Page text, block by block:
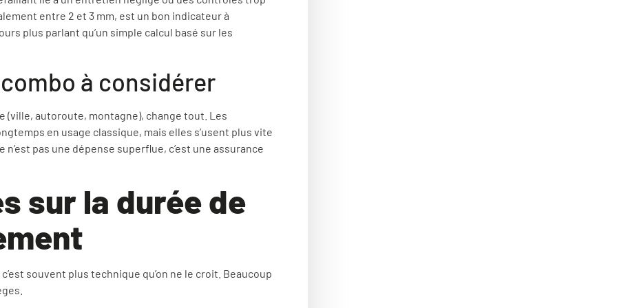
entre 2 et 3 mm, est un bon indicateur à
plus parlant qu’un simple calcul basé sur les
à considérer
autoroute, montagne), change tout. Les
en usage classique, mais elles s’usent plus vite
pas une dépense superflue, c’est une assurance
sur la durée de
souvent plus technique qu’on ne le croit. Beaucoup